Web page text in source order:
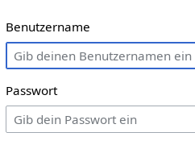
Benutzername
Passwort